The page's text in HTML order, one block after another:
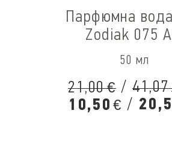
Парфюмна вода
Zodiak 075
50 мл
21,00€ / 41,07
10,50 € /